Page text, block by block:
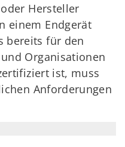
Hersteller
einem Endgerät
bereits für den
Organisationen
ist, muss
Anforderungen